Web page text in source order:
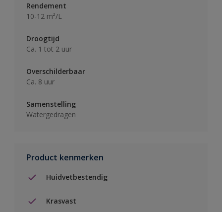
Rendement
10-12 m²/L
Droogtijd
Ca. 1 tot 2 uur
Overschilderbaar
Ca. 8 uur
Samenstelling
Watergedragen
Product kenmerken
Huidvetbestendig
Krasvast